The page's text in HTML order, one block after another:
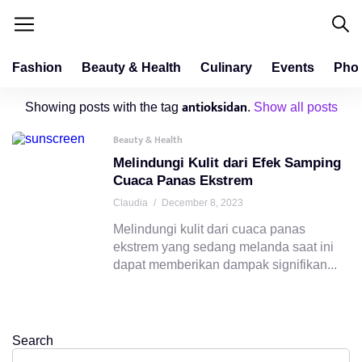
Fashion Beauty & Health Culinary Events
Showing posts with the tag antioksidan. Show all posts
Beauty & Health
Melindungi Kulit dari Efek Samping
Cuaca Panas Ekstrem
Claudia / December 8, 2023
Melindungi kulit dari cuaca panas
ekstrem yang sedang melanda saat ini
dapat memberikan dampak signifikan...
Search